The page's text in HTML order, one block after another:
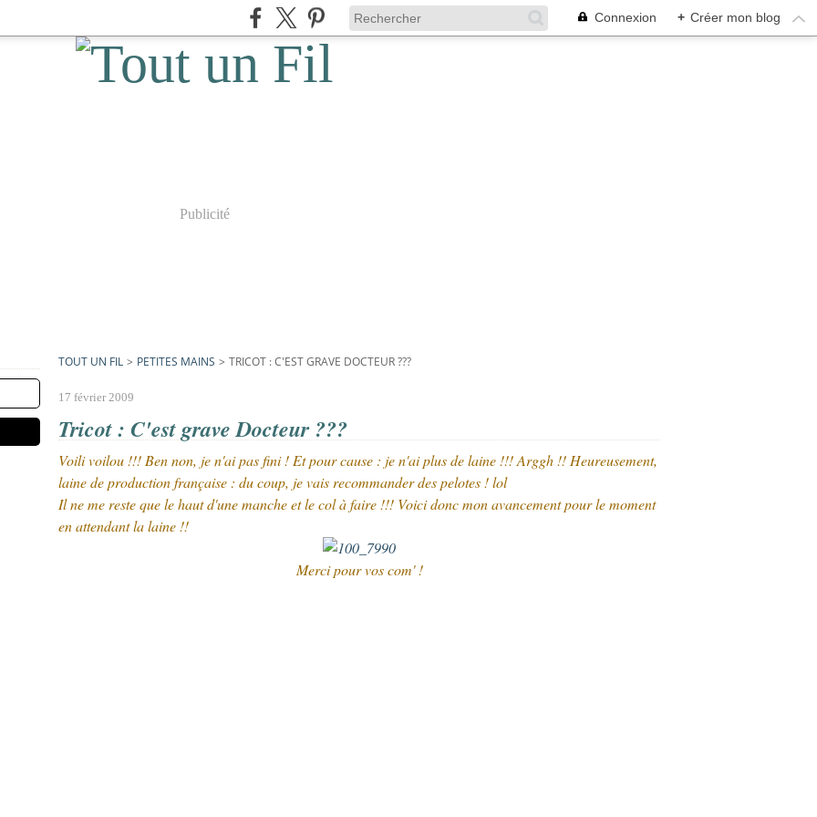
Connexion + Créer mon blog
Publicité
TOUT UN FIL > PETITES MAINS > TRICOT : C'EST GRAVE DOCTEUR ???
17 février 2009
Tricot : C'est grave Docteur ???
Voili voilou !!! Ben non, je n'ai pas fini ! Et pour cause : je n'ai plus de laine !!! Arggh !! Heureusement,
laine de production française : du coup, je vais recommander des pelotes ! lol
Il ne me reste que le haut d'une manche et le col à faire !!! Voici donc mon avancement pour le moment
en attendant la laine !!
Merci pour vos com' !